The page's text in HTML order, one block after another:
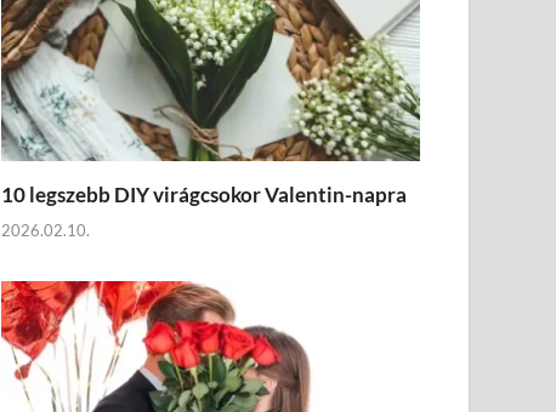
10 legszebb DIY virágcsokor Valentin-napra
2026.02.10.